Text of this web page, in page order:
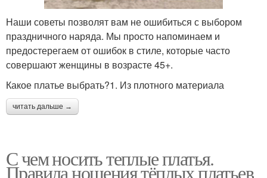
Наши советы позволят вам не ошибиться с выбором
праздничного наряда. Мы просто напоминаем и
предостерегаем от ошибок в стиле, которые часто
совершают женщины в возрасте 45+.
Какое платье выбрать?1. Из плотного материала
читать дальше →
С чем носить теплые платья.
Правила ношения тёплых платьев